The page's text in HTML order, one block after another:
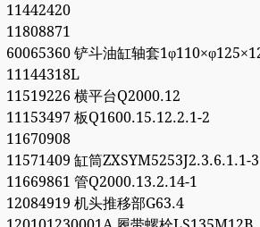
11442420
11808871
60065360 铲斗油缸轴套
11144318L
11519226 横平台Q2000.12
11153497 板Q1600.15.12.2.1-2
11670908
11571409 缸筒ZXSYM5253J2.3.6.1.1-3
11669861 管Q2000.13.2.14-1
12084919 机头推移部G63.4